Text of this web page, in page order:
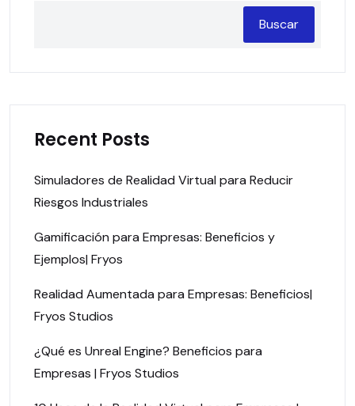
Buscar
Recent Posts
Simuladores de Realidad Virtual para Reducir
Riesgos Industriales
Gamificación para Empresas: Beneficios y
Ejemplos| Fryos
Realidad Aumentada para Empresas: Beneficios|
Fryos Studios
¿Qué es Unreal Engine? Beneficios para
Empresas | Fryos Studios